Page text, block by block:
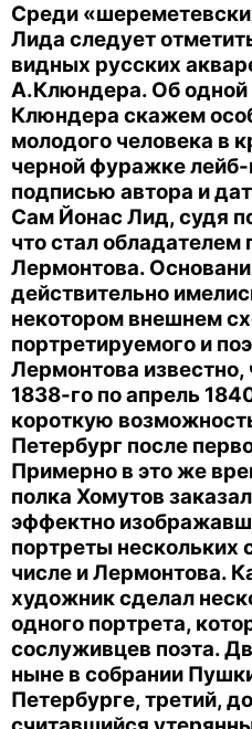
Среди
Лида следует
видных русских
А.Клюндера. Об одной
Клюндера скажем
молодого человека в
черной фуражке лейб-
подписью автора и
Сам Йонас Лид, судя
что стал
Лермонтова.
действительно
некотором внешнем
портретируемого и
Лермонтова известно,
1838-го по апрель
короткую
Петербург после
Примерно в это же
полка Хомутов
эффектно
портреты нескольких
числе и Лермонтова.
художник сделал
одного портрета,
сослуживцев поэта.
ныне в собрании
Петербурге, третий,